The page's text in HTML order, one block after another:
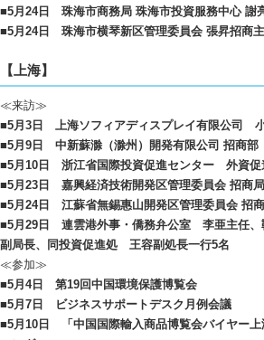
■5月24日 珠海市商務局 珠海市投資服務中心 謝
■5月24日 珠海市横琴新区管理委員会 張昇招商
【上海】
≪来訪≫
■5月3日 上海ソフィアディスプレイ有限公司
■5月9日 中新蘇滁（滁州）開発有限公司 招商
■5月10日 浙江省国際投資促進センター 外資促
■5月23日 嘉興経済技術開発区管理委員会 招商
■5月24日 江蘇省無錫惠山開発区管理委員会 招
■5月29日 連雲港外事・僑務弁公室 李亜主任、
副局長、同投資促進処 王容副処長一行5名
≪参加≫
■5月4日 第19回中国環境保護博覧会
■5月7日 ビジネスサポートデスク月例会議
■5月10日 「中国国際輸入商品博覧会バイヤー